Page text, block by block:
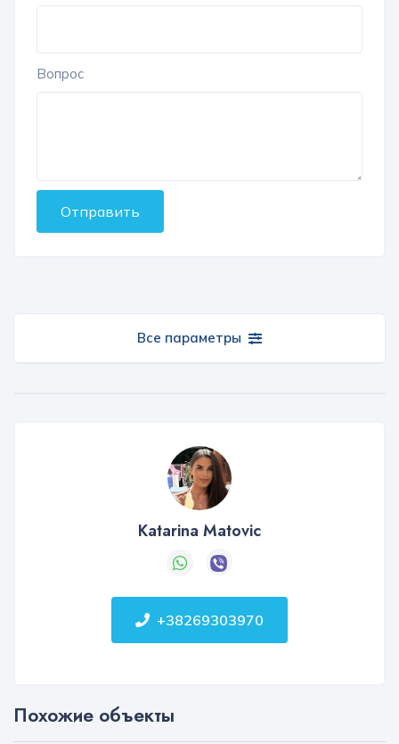
Вопрос
Отправить
Все параметры
Katarina Matovic
+38269303970
Похожие объекты